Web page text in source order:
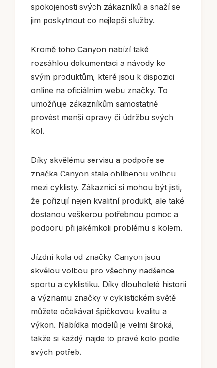
spokojenosti svých zákazníků a snaží se
jim poskytnout co nejlepší služby.
Kromě toho Canyon nabízí také
rozsáhlou dokumentaci a návody ke
svým produktům, které jsou k dispozici
online na oficiálním webu značky. To
umožňuje zákazníkům samostatně
provést menší opravy či údržbu svých
kol.
Díky skvělému servisu a podpoře se
značka Canyon stala oblíbenou volbou
mezi cyklisty. Zákazníci si mohou být jisti,
že pořizují nejen kvalitní produkt, ale také
dostanou veškerou potřebnou pomoc a
podporu při jakémkoli problému s kolem.
Jízdní kola od značky Canyon jsou
skvělou volbou pro všechny nadšence
sportu a cyklistiku. Díky dlouholeté historii
a významu značky v cyklistickém světě
můžete očekávat špičkovou kvalitu a
výkon. Nabídka modelů je velmi široká,
takže si každý najde to pravé kolo podle
svých potřeb.